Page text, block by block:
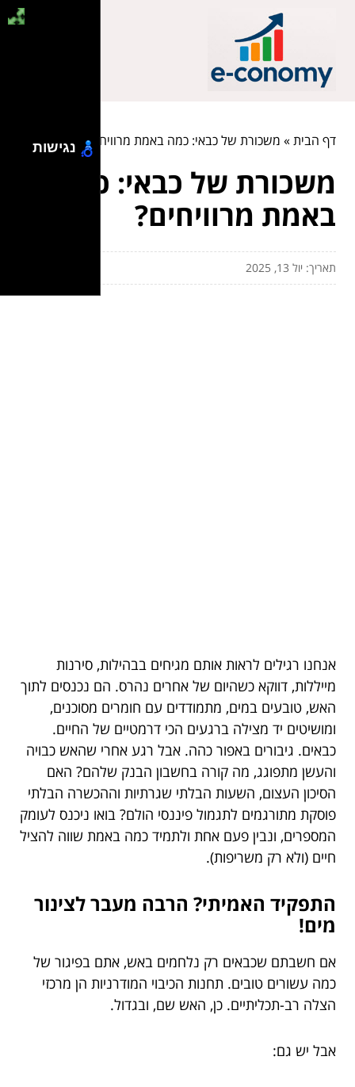
דף הבית» משכורת של כבאי: כמה באמת מרוויחים?
משכורת של כבאי: כמה
באמת מרוויחים?
תאריך: יול 13, 2025
אנחנו רגילים לראות אותם מגיחים בבהילות, סירנות
מייללות, דווקא כשהיום של אחרים נהרס. הם נכנסים לתוך
האש, טובעים במים, מתמודדים עם חומרים מסוכנים,
ומושיטים יד מצילה ברגעים הכי דרמטיים של החיים.
כבאים. גיבורים באפור כהה. אבל רגע אחרי שהאש כבויה
והעשן מתפוגג, מה קורה בחשבון הבנק שלהם? האם
הסיכון העצום, השעות הבלתי שגרתיות וההכשרה הבלתי
פוסקת מתורגמים לתגמול פיננסי הולם? בואו ניכנס לעומק
המספרים, ונבין פעם אחת ולתמיד כמה באמת שווה להציל
חיים (ולא רק משריפות).
התפקיד האמיתי? הרבה מעבר לצינור
מים!
אם חשבתם שכבאים רק נלחמים באש, אתם בפיגור של
כמה עשורים טובים. תחנות הכיבוי המודרניות הן מרכזי
הצלה רב-תכליתיים. כן, האש שם, ובגדול.
אבל יש גם:
נגישות